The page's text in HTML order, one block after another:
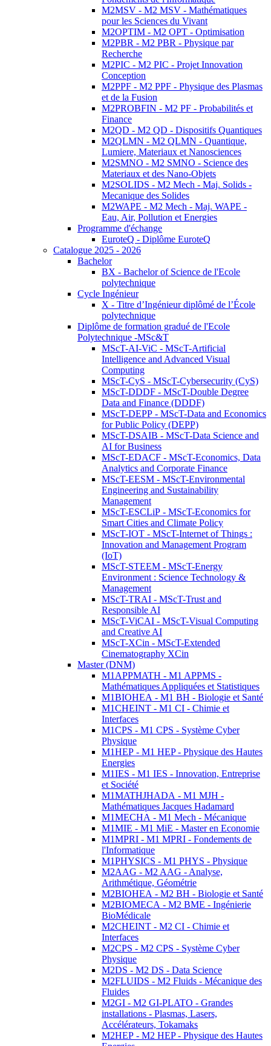
M2MSV - M2 MSV - Mathématiques
pour les Sciences du Vivant
M2OPTIM - M2 OPT - Optimisation
M2PBR - M2 PBR - Physique par
Recherche
M2PIC - M2 PIC - Projet Innovation
Conception
M2PPF - M2 PPF - Physique des Plasmas
et de la Fusion
M2PROBFIN - M2 PF - Probabilités et
Finance
M2QD - M2 QD - Dispositifs Quantiques
M2QLMN - M2 QLMN - Quantique,
Lumiere, Materiaux et Nanosciences
M2SMNO - M2 SMNO - Science des
Materiaux et des Nano-Objets
M2SOLIDS - M2 Mech - Maj. Solids -
Mecanique des Solides
M2WAPE - M2 Mech - Maj. WAPE -
Eau, Air, Pollution et Energies
Programme d'échange
EuroteQ - Diplôme EuroteQ
Catalogue 2025 - 2026
Bachelor
BX - Bachelor of Science de l'Ecole
polytechnique
Cycle Ingénieur
X - Titre d’Ingénieur diplômé de l’École
polytechnique
Diplôme de formation gradué de l'Ecole
Polytechnique -MSc&T
MScT-AI-ViC - MScT-Artificial
Intelligence and Advanced Visual
Computing
MScT-CyS - MScT-Cybersecurity (CyS)
MScT-DDDF - MScT-Double Degree
Data and Finance (DDDF)
MScT-DEPP - MScT-Data and Economics
for Public Policy (DEPP)
MScT-DSAIB - MScT-Data Science and
AI for Business
MScT-EDACF - MScT-Economics, Data
Analytics and Corporate Finance
MScT-EESM - MScT-Environmental
Engineering and Sustainability
Management
MScT-ESCLiP - MScT-Economics for
Smart Cities and Climate Policy
MScT-IOT - MScT-Internet of Things :
Innovation and Management Program
(IoT)
MScT-STEEM - MScT-Energy
Environment : Science Technology &
Management
MScT-TRAI - MScT-Trust and
Responsible AI
MScT-ViCAI - MScT-Visual Computing
and Creative AI
MScT-XCin - MScT-Extended
Cinematography XCin
Master (DNM)
M1APPMATH - M1 APPMS -
Mathématiques Appliquées et Statistiques
M1BIOHEA - M1 BH - Biologie et Santé
M1CHEINT - M1 CI - Chimie et
Interfaces
M1CPS - M1 CPS - Système Cyber
Physique
M1HEP - M1 HEP - Physique des Hautes
Energies
M1IES - M1 IES - Innovation, Entreprise
et Société
M1MATHJHADA - M1 MJH -
Mathématiques Jacques Hadamard
M1MECHA - M1 Mech - Mécanique
M1MIE - M1 MiE - Master en Economie
M1MPRI - M1 MPRI - Fondements de
l'Informatique
M1PHYSICS - M1 PHYS - Physique
M2AAG - M2 AAG - Analyse,
Arithmétique, Géométrie
M2BIOHEA - M2 BH - Biologie et Santé
M2BIOMECA - M2 BME - Ingénierie
BioMédicale
M2CHEINT - M2 CI - Chimie et
Interfaces
M2CPS - M2 CPS - Système Cyber
Physique
M2DS - M2 DS - Data Science
M2FLUIDS - M2 Fluids - Mécanique des
Fluides
M2GI - M2 GI-PLATO - Grandes
installations - Plasmas, Lasers,
Accélérateurs, Tokamaks
M2HEP - M2 HEP - Physique des Hautes